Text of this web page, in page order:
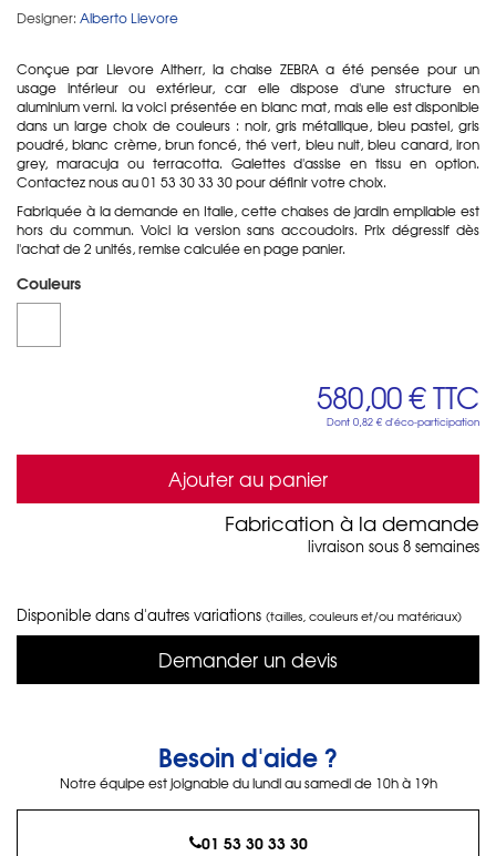
Designer: Alberto Lievore
Conçue par Lievore Altherr, la chaise ZEBRA a été pensée pour un
usage intérieur ou extérieur, car elle dispose d'une structure en
aluminium verni. la voici présentée en blanc mat, mais elle est disponible
dans un large choix de couleurs : noir, gris métallique, bleu pastel, gris
poudré, blanc crème, brun foncé, thé vert, bleu nuit, bleu canard, iron
grey, maracuja ou terracotta. Galettes d'assise en tissu en option.
Contactez nous au 01 53 30 33 30 pour définir votre choix.
Fabriquée à la demande en Italie, cette chaises de jardin empilable est
hors du commun. Voici la version sans accoudoirs. Prix dégressif dès
l'achat de 2 unités, remise calculée en page panier.
Couleurs
580,00 €TTC
Dont 0,82 € d'éco-participation
Ajouter au panier
Fabrication à la demande
livraison sous 8 semaines
Disponible dans d'autres variations (tailles, couleurs et/ou matériaux)
Demander un devis
Besoin d'aide ?
Notre équipe est joignable du lundi au samedi de 10h à 19h
01 53 30 33 30